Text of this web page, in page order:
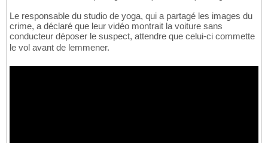
Le responsable du studio de yoga, qui a partagé les images du
crime, a déclaré que leur vidéo montrait la voiture sans
conducteur déposer le suspect, attendre que celui-ci commette
le vol avant de lemmener.